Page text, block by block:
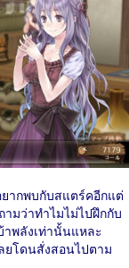
ากพบกับสแตร์คอีกแต่
ามว่าทำไมไม่ไปฝึกกับ
าพลังเท่านั้นแหละ
ยโดนสั่งสอนไปตาม